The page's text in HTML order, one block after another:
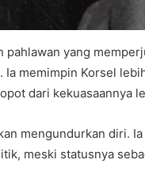
pahlawan yang
Ia memimpin Korsel
dari kekuasaannya
mengundurkan diri.
meski statusnya